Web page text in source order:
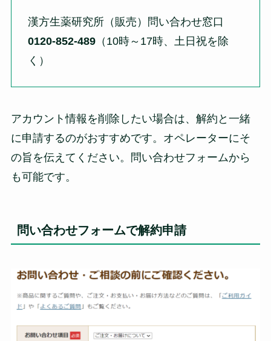
漢方生薬研究所（販売）問い合わせ窓口
0120-852-489（10時～17時、土日祝を除
く）
アカウント情報を削除したい場合は、解約と一緒
に申請するのがおすすめです。オペレーターにそ
の旨を伝えてください。問い合わせフォームから
も可能です。
問い合わせフォームで解約申請